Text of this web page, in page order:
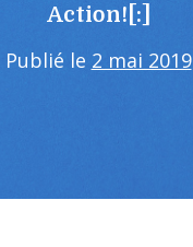
Action![:]
Publié le 2 mai 2019